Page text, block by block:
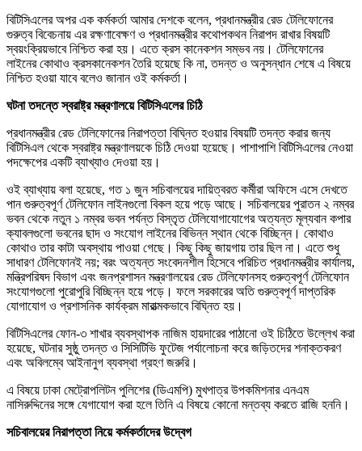
বিটিসিএলের অপর এক কর্মকর্তা আমার দেশকে বলেন, প্রধানমন্ত্রীর রেড টেলিফোনের
গুরুত্ব বিবেচনায় এর রক্ষণাবেক্ষণ ও প্রধানমন্ত্রীর কথোপকথন নিরাপদ রাখার বিষয়টি
স্বয়ংক্রিয়ভাবে নিশ্চিত করা হয়। এতে ক্রস কানেকশন সম্ভব নয়। টেলিফোনের
লাইনের কোথাও ক্রসকানেকশন তৈরি হয়েছে কি না, তদন্ত ও অনুসন্ধান শেষে এ বিষয়ে
নিশ্চিত হওয়া যাবে বলেও জানান ওই কর্মকর্তা।
ঘটনা তদন্তে স্বরাষ্ট্র মন্ত্রণালয়ে বিটিসিএলের চিঠি
প্রধানমন্ত্রীর রেড টেলিফোনের নিরাপত্তা বিঘ্নিত হওয়ার বিষয়টি তদন্ত করার জন্য
বিটিসিএল থেকে স্বরাষ্ট্র মন্ত্রণালয়কে চিঠি দেওয়া হয়েছে। পাশাপাশি বিটিসিএলের নেওয়া
পদক্ষেপের একটি ব্যাখ্যাও দেওয়া হয়।
ওই ব্যাখ্যায় বলা হয়েছে, গত ১ জুন সচিবালয়ের দায়িত্বরত কর্মীরা অফিসে এসে দেখতে
পান গুরুত্বপূর্ণ টেলিফোন লাইনগুলো বিকল হয়ে পড়ে আছে। সচিবালয়ের পুরাতন ২ নম্বর
ভবন থেকে নতুন ১ নম্বর ভবন পর্যন্ত বিস্তৃত টেলিযোগাযোগের অত্যন্ত মূল্যবান কপার
ক্যাবলগুলো ভবনের ছাদ ও সংযোগ লাইনের বিভিন্ন স্থান থেকে বিচ্ছিন্ন। কোথাও
কোথাও তার কাটা অবস্থায় পাওয়া গেছে। কিছু কিছু জায়গায় তার ছিল না। এতে শুধু
সাধারণ টেলিফোনই নয়; বরং অত্যন্ত সংবেদনশীল হিসেবে পরিচিত প্রধানমন্ত্রীর কার্যালয়,
মন্ত্রিপরিষদ বিভাগ এবং জনপ্রশাসন মন্ত্রণালয়ের রেড টেলিফোনসহ গুরুত্বপূর্ণ টেলিফোন
সংযোগগুলো পুরোপুরি বিচ্ছিন্ন হয়ে পড়ে। ফলে সরকারের অতি গুরুত্বপূর্ণ দাপ্তরিক
যোগাযোগ ও প্রশাসনিক কার্যক্রম মারাত্মকভাবে বিঘ্নিত হয়।
বিটিসিএলের ফোন-৩ শাখার ব্যবস্থাপক নাজিম হায়দারের পাঠানো ওই চিঠিতে উল্লেখ করা
হয়েছে, ঘটনার সুষ্ঠু তদন্ত ও সিসিটিভি ফুটেজ পর্যালোচনা করে জড়িতদের শনাক্তকরণ
এবং অবিলম্বে আইনানুগ ব্যবস্থা গ্রহণ জরুরি।
এ বিষয়ে ঢাকা মেট্রোপলিটন পুলিশের (ডিএমপি) মুখপাত্র উপকমিশনার এনএম
নাসিরুদ্দিনের সঙ্গে যেগাযোগ করা হলে তিনি এ বিষয়ে কোনো মন্তব্য করতে রাজি হননি।
সচিবালয়ের নিরাপত্তা নিয়ে কর্মকর্তাদের উদ্বেগ